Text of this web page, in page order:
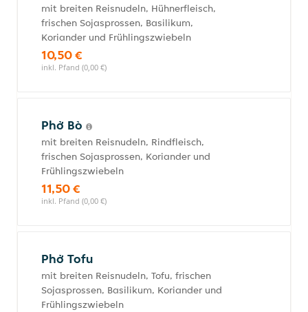
mit breiten Reisnudeln, Hühnerfleisch,
frischen Sojasprossen, Basilikum,
Koriander und Frühlingszwiebeln
10,50 €
inkl. Pfand (0,00 €)
Phở Bò
mit breiten Reisnudeln, Rindfleisch,
frischen Sojasprossen, Koriander und
Frühlingszwiebeln
11,50 €
inkl. Pfand (0,00 €)
Phở Tofu
mit breiten Reisnudeln, Tofu, frischen
Sojasprossen, Basilikum, Koriander und
Frühlingszwiebeln